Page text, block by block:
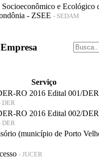
Socioeconômico e Ecológico
- ZSEE - SEDAM
Serviço
RO 2016 Edital 001/
DER
RO 2016 Edital 002/
DER
(município de Porto
- JUCER